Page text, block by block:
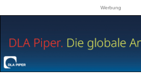
Werbung